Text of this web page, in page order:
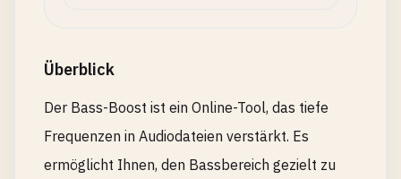
Überblick
Der Bass-Boost ist ein Online-Tool, das tiefe
Frequenzen in Audiodateien verstärkt. Es
ermöglicht Ihnen, den Bassbereich gezielt zu